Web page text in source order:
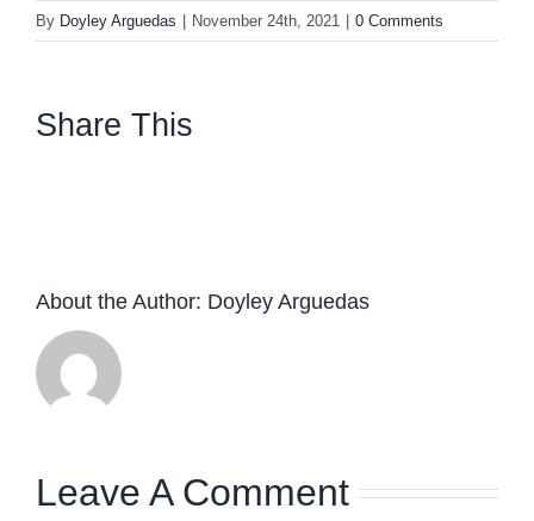
By Doyley Arguedas November 24th, 2021 0 Comments
Share This
About the Author: Doyley Arguedas
Leave A Comment